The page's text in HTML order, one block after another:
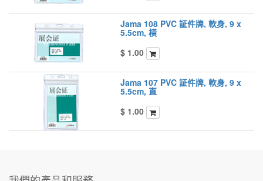
Jama 108 PVC 証件牌, 軟身, 9 x
5.5cm, 橫
$ 1.00
Jama 107 PVC 証件牌, 軟身, 9 x
5.5cm, 直
$ 1.00